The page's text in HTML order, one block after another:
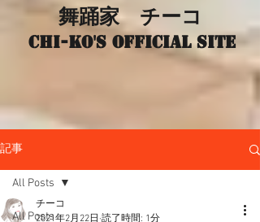
舞踊家 チーコ
Chi-ko's Official site
記事
All Posts
All Posts
チーコ
2021年2月22日 読了時間: 1分